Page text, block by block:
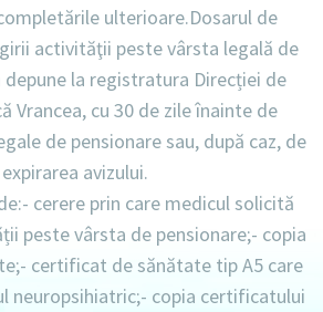
ulterioare.Dosarul de
activităţii peste vârsta legală de
depune la registratura Direcției de
Vrancea, cu 30 de zile înainte de
de pensionare sau, după caz, de
expirarea avizului.
cerere prin care medicul solicită
peste vârsta de pensionare;- copia
certificat de sănătate tip A5 care
neuropsihiatric;- copia certificatului